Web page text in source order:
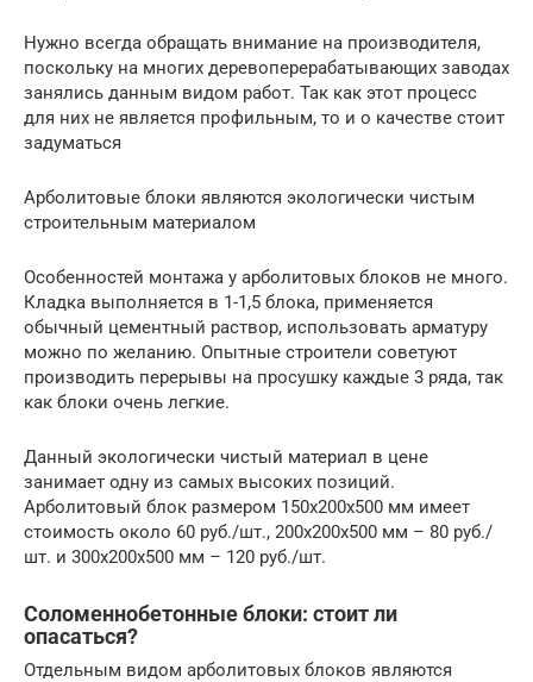
Нужно всегда обращать внимание на производителя,
поскольку на многих деревоперерабатывающих заводах
занялись данным видом работ. Так как этот процесс
для них не является профильным, то и о качестве стоит
задуматься
Арболитовые блоки являются экологически чистым
строительным материалом
Особенностей монтажа у арболитовых блоков не много.
Кладка выполняется в 1-1,5 блока, применяется
обычный цементный раствор, использовать арматуру
можно по желанию. Опытные строители советуют
производить перерывы на просушку каждые 3 ряда, так
как блоки очень легкие.
Данный экологически чистый материал в цене
занимает одну из самых высоких позиций.
Арболитовый блок размером 150х200х500 мм имеет
стоимость около 60 руб./шт., 200х200х500 мм – 80 руб./
шт. и 300х200х500 мм – 120 руб./шт.
Соломеннобетонные блоки: стоит ли
опасаться?
Отдельным видом арболитовых блоков являются